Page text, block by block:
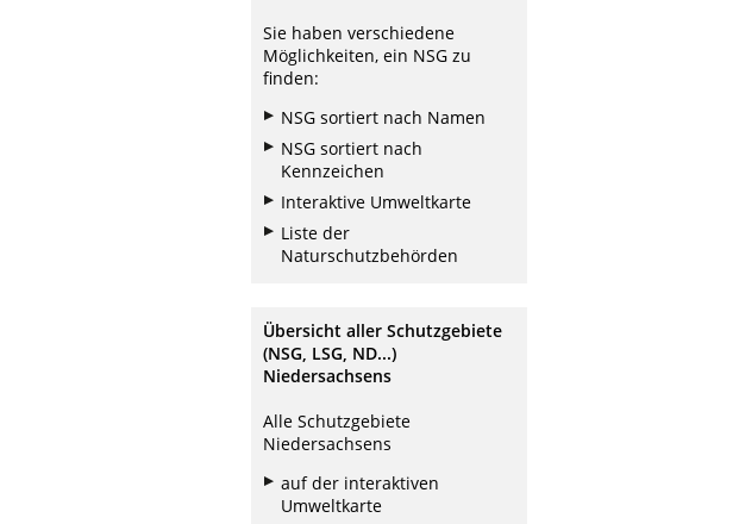
Sie haben verschiedene
Möglichkeiten, ein NSG zu
finden:
NSG sortiert nach Namen
NSG sortiert nach
Kennzeichen
Interaktive Umweltkarte
Liste der
Naturschutzbehörden
Übersicht aller Schutzgebiete
(NSG, LSG, ND...)
Niedersachsens
Alle Schutzgebiete
Niedersachsens
auf der interaktiven
Umweltkarte